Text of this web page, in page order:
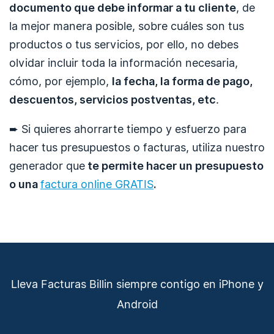
documento que debe informar a tu cliente, de
la mejor manera posible, sobre cuáles son tus
productos o tus servicios, por ello, no debes
olvidar incluir toda la información necesaria,
cómo, por ejemplo, la fecha, la forma de pago,
descuentos, servicios postventas, etc.
➨ Si quieres ahorrarte tiempo y esfuerzo para
hacer tus presupuestos o facturas, utiliza nuestro
generador que te permite hacer un presupuesto
o unafactura online GRATIS.
Lleva Facturas Billin siempre contigo en iPhone y
Android